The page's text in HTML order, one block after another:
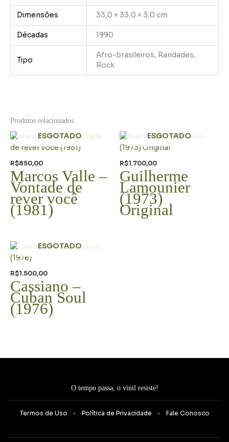
Dimensões 33,0 × 33,0 × 3,0 cm
Décadas 1990
Tipo
Afro-brasileiros, Raridades,
Rock
Produtos relacionados
ESGOTADO
R$850,00
Marcos Valle –
Vontade de
rever você
(1981)
ESGOTADO
R$1.700,00
Guilherme
Lamounier
(1973)
Original
ESGOTADO
R$1.500,00
Cassiano –
Cuban Soul
(1976)
O tempo passa, o vinil resiste!
Termos de Uso Política de Privacidade Fale Conosco